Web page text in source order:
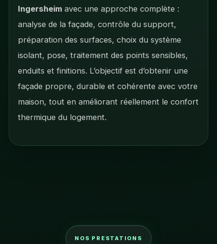
Ingersheim avec une approche complète :
analyse de la façade, contrôle du support,
préparation des surfaces, choix du système
isolant, pose, traitement des points sensibles,
enduits et finitions. L’objectif est d’obtenir une
façade propre, durable et cohérente avec votre
maison, tout en améliorant réellement le confort
thermique du logement.
NOS PRESTATIONS